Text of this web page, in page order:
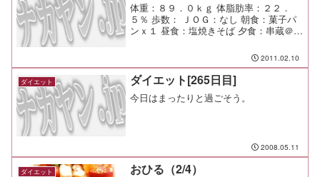
体重：８９．０ｋｇ 体脂肪率：２２．
５％ 歩数： ＪＯＧ：なし 朝食：菓子パ
ンｘ１ 昼食：塩焼きそば 夕食：串蔵＠市
日。 店員さんに顔を覚えられててご機
嫌♪
2011.02.10
ダイエット ダイエット[265日目]
今日はまったりと過ごそう。
2008.05.11
ダイエット おひる（2/4）